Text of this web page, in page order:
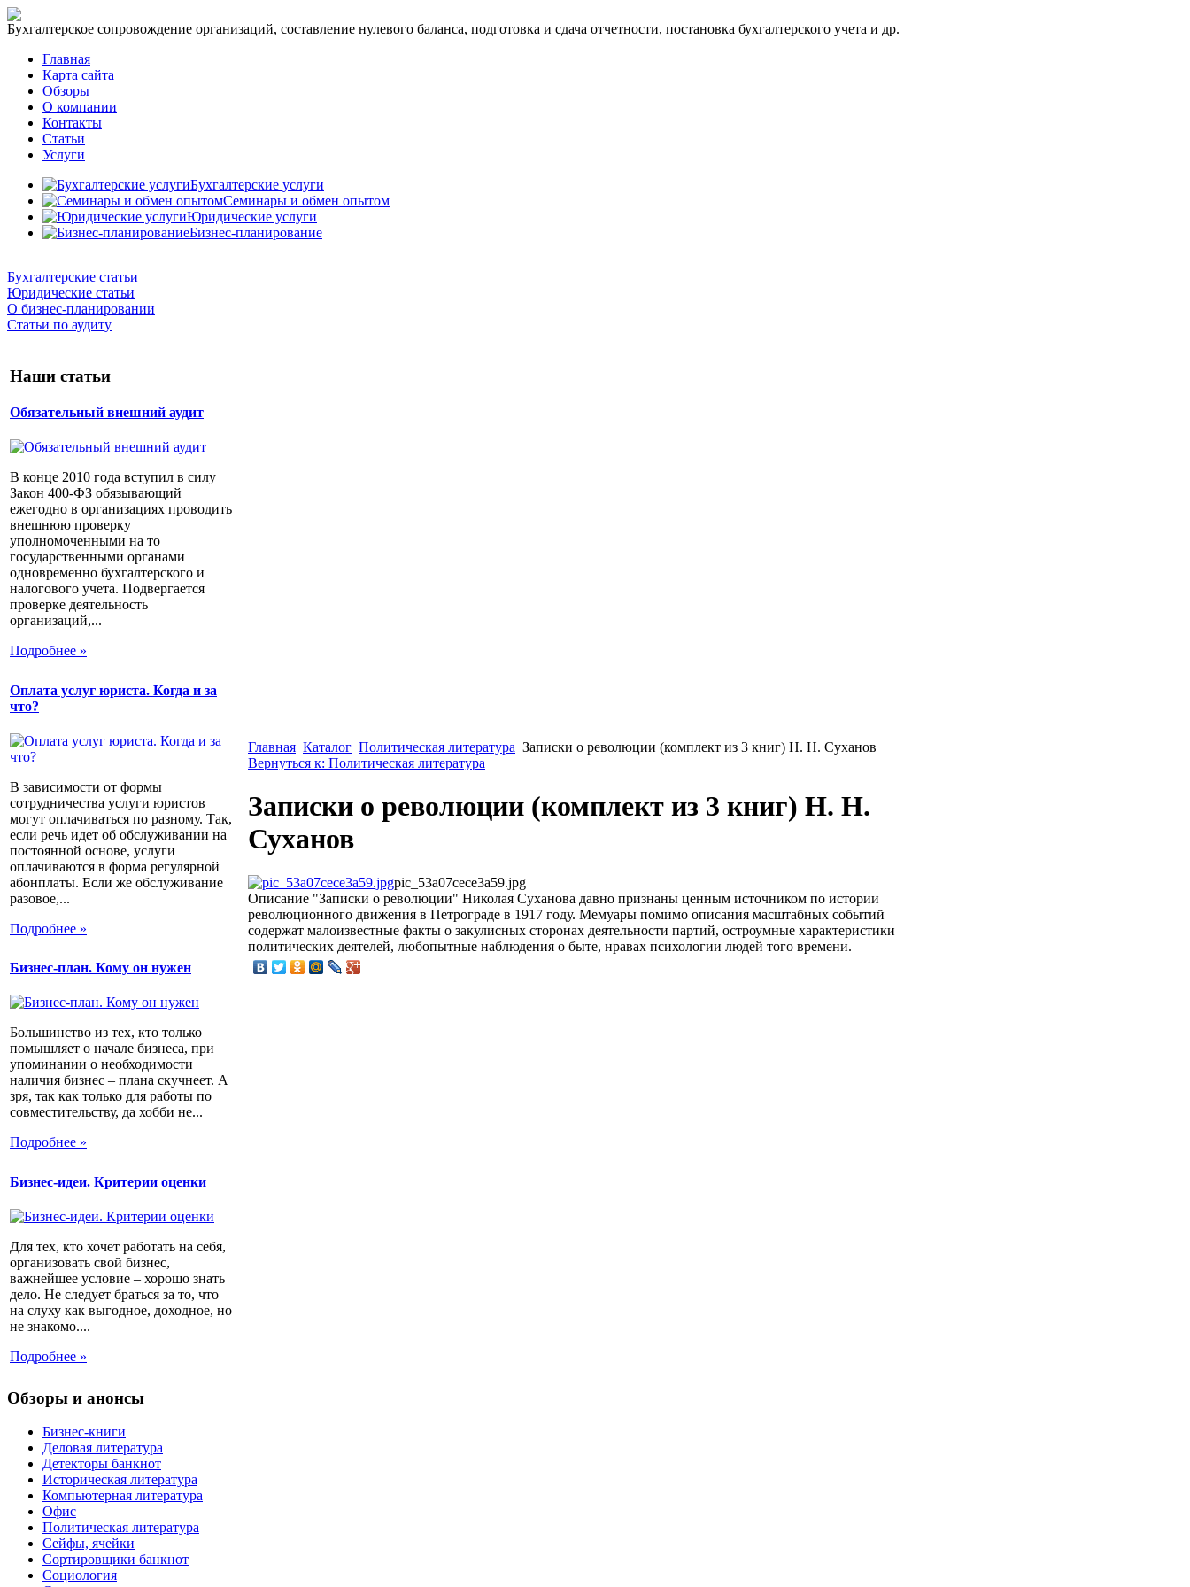
Бухгалтерское сопровождение организаций, составление нулевого баланса, подготовка и сдача отчетности, постановка бухгалтерского учета и др.
Главная
Карта сайта
Обзоры
О компании
Контакты
Статьи
Услуги
Бухгалтерские услуги
Семинары и обмен опытом
Юридические услуги
Бизнес-планирование
Бухгалтерские статьи
Юридические статьи
О бизнес-планировании
Статьи по аудиту
Наши статьи
Обязательный внешний аудит
В конце 2010 года вступил в силу
Закон 400-ФЗ обязывающий
ежегодно в организациях проводить
внешнюю проверку
уполномоченными на то
государственными органами
одновременно бухгалтерского и
налогового учета. Подвергается
проверке деятельность
организаций,...
Подробнее »
Оплата услуг юриста. Когда и за
что?
В зависимости от формы
сотрудничества услуги юристов
могут оплачиваться по разному. Так,
если речь идет об обслуживании на
постоянной основе, услуги
оплачиваются в форма регулярной
абонплаты. Если же обслуживание
разовое,...
Подробнее »
Бизнес-план. Кому он нужен
Большинство из тех, кто только
помышляет о начале бизнеса, при
упоминании о необходимости
наличия бизнес – плана скучнеет. А
зря, так как только для работы по
совместительству, да хобби не...
Подробнее »
Бизнес-идеи. Критерии оценки
Для тех, кто хочет работать на себя,
организовать свой бизнес,
важнейшее условие – хорошо знать
дело. Не следует браться за то, что
на слуху как выгодное, доходное, но
не знакомо....
Подробнее »
Главная Каталог Политическая литература Записки о революции (комплект из 3 книг) Н. Н. Суханов
Вернуться к: Политическая литература
Записки о революции (комплект из 3 книг) Н. Н.
Суханов
pic_53a07cece3a59.jpg
Описание "Записки о революции" Николая Суханова давно признаны ценным источником по истории
революционного движения в Петрограде в 1917 году. Мемуары помимо описания масштабных событий
содержат малоизвестные факты о закулисных сторонах деятельности партий, остроумные характеристики
политических деятелей, любопытные наблюдения о быте, нравах психологии людей того времени.
Обзоры и анонсы
Бизнес-книги
Деловая литература
Детекторы банкнот
Историческая литература
Компьютерная литература
Офис
Политическая литература
Сейфы, ячейки
Сортировщики банкнот
Социология